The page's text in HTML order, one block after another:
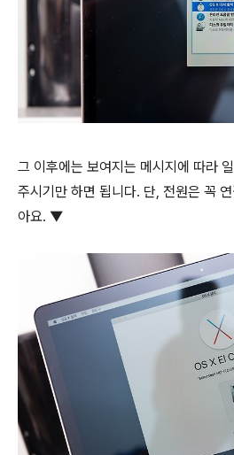
그 이후에는 보여지는 메시지에 따라
주시기만 하면 됩니다. 단, 전원은 꼭
아요. ▼